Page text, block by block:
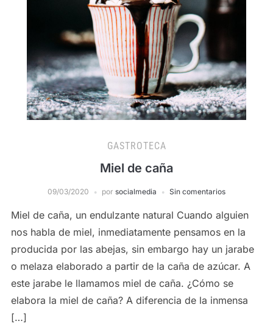
GASTROTECA
Miel de caña
09/03/2020 por socialmedia Sin comentarios
Miel de caña, un endulzante natural Cuando alguien
nos habla de miel, inmediatamente pensamos en la
producida por las abejas, sin embargo hay un jarabe
o melaza elaborado a partir de la caña de azúcar. A
este jarabe le llamamos miel de caña. ¿Cómo se
elabora la miel de caña? A diferencia de la inmensa
[…]